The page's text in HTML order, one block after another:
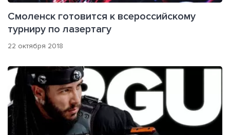
Смоленск готовится к всероссийскому
турниру по лазертагу
22 октября 2018